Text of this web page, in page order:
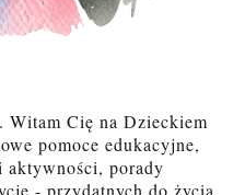
Witam Cię na Dzieckiem
pomoce edukacyjne,
aktywności, porady
- przydatnych do życia